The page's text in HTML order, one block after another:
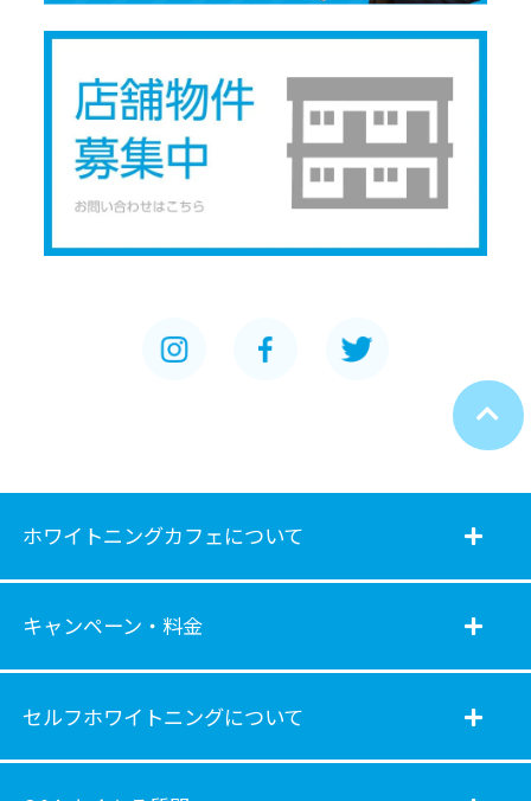
ホワイトニングカフェについて
キャンペーン・料金
セルフホワイトニングについて